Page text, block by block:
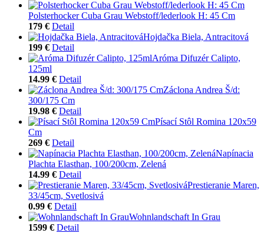
Polsterhocker Cuba Grau Webstoff/lederlook H: 45 Cm
179 € Detail
Hojdačka Biela, Antracitová
199 € Detail
Aróma Difuzér Calipto,
125ml
14.99 € Detail
Záclona Andrea Š/d:
300/175 Cm
19.98 € Detail
Písací Stôl Romina 120x59
Cm
269 € Detail
Napínacia
Plachta Elasthan, 100/200cm, Zelená
14.99 € Detail
Prestieranie Maren,
33/45cm, Svetlosivá
0.99 € Detail
Wohnlandschaft In Grau
1599 € Detail